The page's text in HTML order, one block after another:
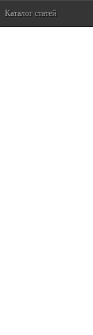
Каталог статей